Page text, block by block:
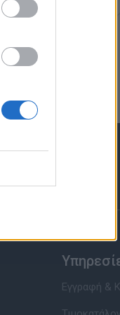
Εγγραφή &